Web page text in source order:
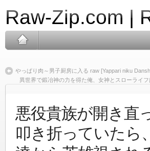
Raw-Zip.com |
やっぱり肉～男子厨房に入る raw [Yappari niku
異世界で鍛冶神の力を得た俺、女神とスローライ
悪役貴族が開き直
叩き折っていたら